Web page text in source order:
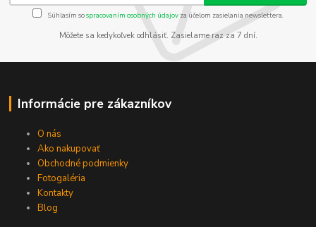
Súhlasím sospracovaním osobných údajov za účelom zasielania newslettera.
Môžete sa kedykoľvek odhlásiť. Zasielame raz za 7 dní.
Informácie pre zákazníkov
O nás
Ako nakupovať
Obchodné podmienky
Fotogaléria
Kontakty
Blog